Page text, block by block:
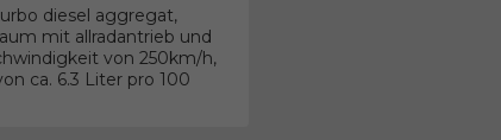
diesel aggregat,
mit allradantrieb und
von 250km/h,
ca. 6.3 Liter pro 100